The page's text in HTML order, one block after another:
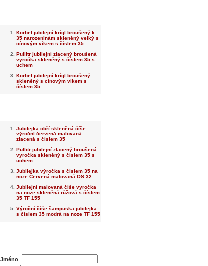
Korbel jubilejní krígl broušený k
35 narozeninám skleněný velký s
cínovým víkem s číslem 35
Pullitr jubilejní zlacený broušená
vyročka skleněný s číslem 35 s
uchem
Korbel jubilejní krígl broušený
skleněný s cínovým víkem s
číslem 35
Jubilejka obří skleněná číše
výroční červená malovaná
zlacená s číslem 35
Pullitr jubilejní zlacený broušená
vyročka skleněný s číslem 35 s
uchem
Jubilejka výročka s číslem 35 na
noze Červená malovaná OS 32
Jubilejní malovaná číše vyročka
na noze skleněná růžová s číslem
35 TF 155
Výroční číše šampuska jubilejka
s číslem 35 modrá na noze TF 155
Jméno